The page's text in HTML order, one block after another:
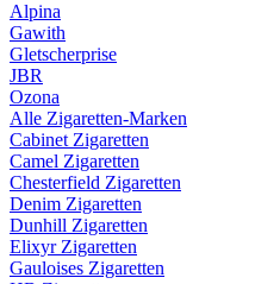
Alpina
Gawith
Gletscherprise
JBR
Ozona
Alle Zigaretten-Marken
Cabinet Zigaretten
Camel Zigaretten
Chesterfield Zigaretten
Denim Zigaretten
Dunhill Zigaretten
Elixyr Zigaretten
Gauloises Zigaretten